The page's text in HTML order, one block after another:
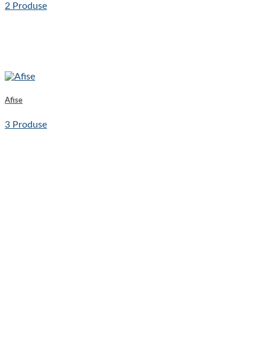
2 Produse
Afise
3 Produse